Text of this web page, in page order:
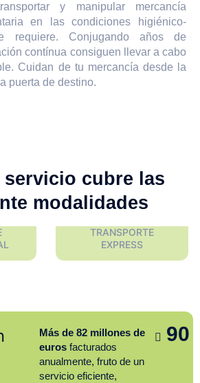
y manipular mercancía
en las condiciones higiénico-
requiere. Conjugando años de
contínua consiguen llevar a cabo
Cuidan de tu mercancía desde la
puerta de destino.
servicio cubre las
modalidades
TRANSPORTE
EXPRESS
Más de 82 millones de
eurosfacturados
anualmente, fruto de un
servicio eficiente,
90